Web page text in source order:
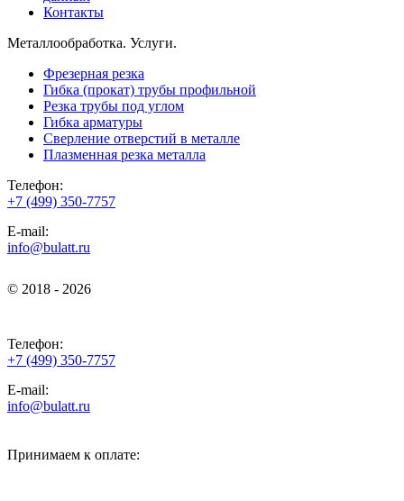
Контакты
Металлообработка. Услуги.
Фрезерная резка
Гибка (прокат) трубы профильной
Резка трубы под углом
Гибка арматуры
Сверление отверстий в металле
Плазменная резка металла
Телефон:
+7 (499) 350-7757
E-mail:
info@bulatt.ru
© 2018 - 2026
Телефон:
+7 (499) 350-7757
E-mail:
info@bulatt.ru
Принимаем к оплате: